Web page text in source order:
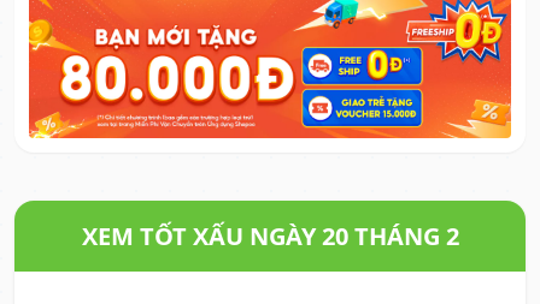
XEM TỐT XẤU NGÀY 20 THÁNG 2